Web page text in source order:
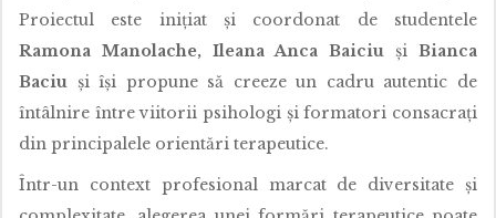
Proiectul este inițiat și coordonat de studentele
Ramona Manolache, Ileana Anca Baiciu și Bianca
Baciu și își propune să creeze un cadru autentic de
întâlnire între viitorii psihologi și formatori consacrați
din principalele orientări terapeutice.
Într-un context profesional marcat de diversitate și